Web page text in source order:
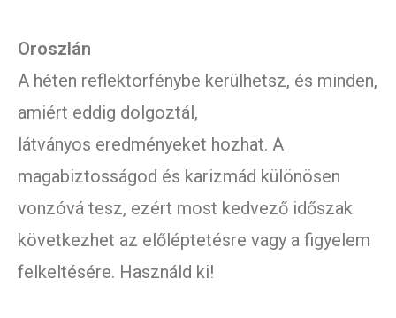
Oroszlán
A héten reflektorfénybe kerülhetsz, és minden,
amiért eddig dolgoztál,
látványos eredményeket hozhat. A
magabiztosságod és karizmád különösen
vonzóvá tesz, ezért most kedvező időszak
következhet az előléptetésre vagy a figyelem
felkeltésére. Használd ki!